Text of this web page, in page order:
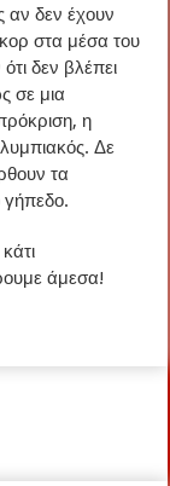
αν δεν έχουν
στα μέσα του
δεν βλέπει
σε μια
η
Δε
τα
άμεσα!